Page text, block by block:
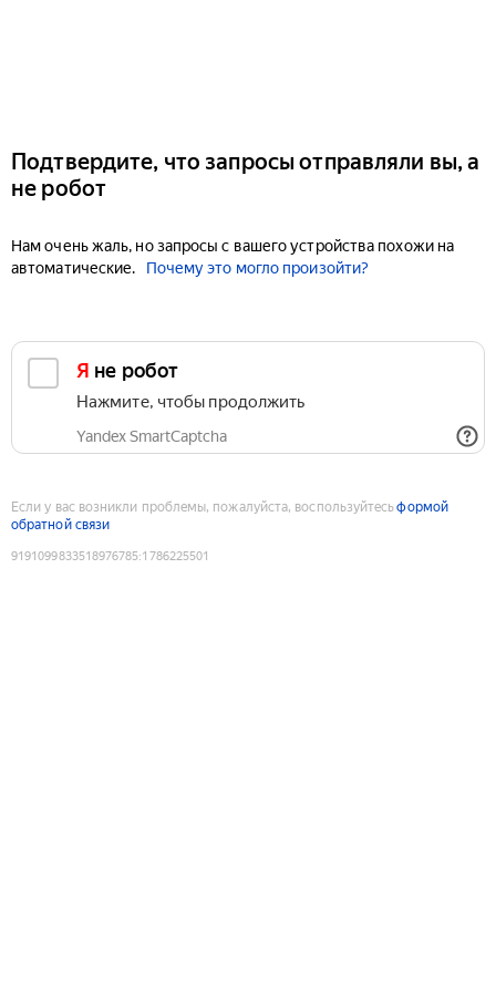
Подтвердите, что запросы отправляли вы, а
не робот
Нам очень жаль, но запросы с вашего устройства похожи на
автоматические.
Почему это могло произойти?
Я не робот
Нажмите, чтобы продолжить
Yandex SmartCaptcha
Если у вас возникли проблемы, пожалуйста, воспользуйтесьформой
обратной связи
9191099833518976785:1786225501